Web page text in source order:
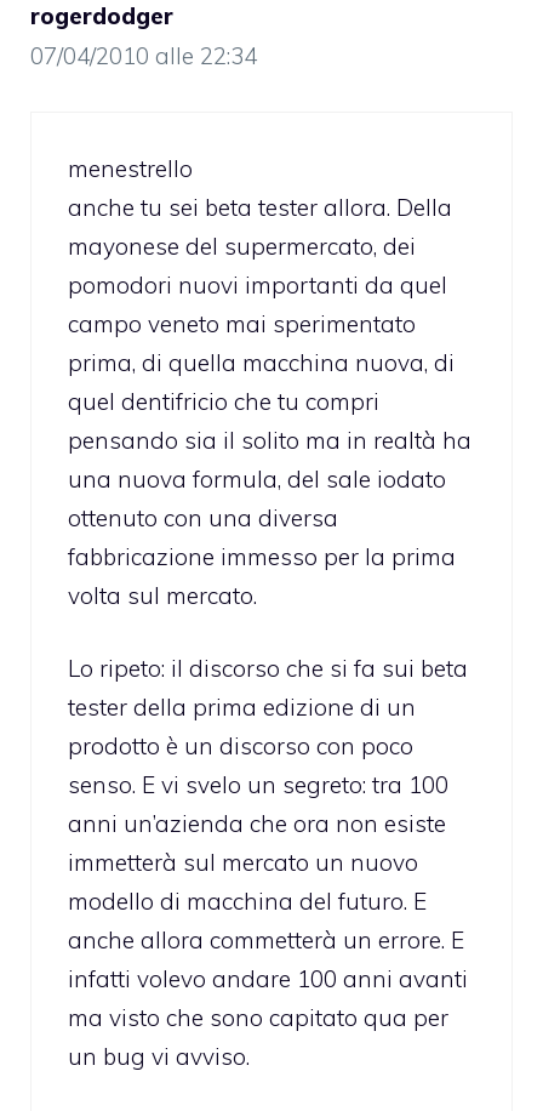
rogerdodger
07/04/2010 alle 22:34
menestrello
anche tu sei beta tester allora. Della
mayonese del supermercato, dei
pomodori nuovi importanti da quel
campo veneto mai sperimentato
prima, di quella macchina nuova, di
quel dentifricio che tu compri
pensando sia il solito ma in realtà ha
una nuova formula, del sale iodato
ottenuto con una diversa
fabbricazione immesso per la prima
volta sul mercato.
Lo ripeto: il discorso che si fa sui beta
tester della prima edizione di un
prodotto è un discorso con poco
senso. E vi svelo un segreto: tra 100
anni un’azienda che ora non esiste
immetterà sul mercato un nuovo
modello di macchina del futuro. E
anche allora commetterà un errore. E
infatti volevo andare 100 anni avanti
ma visto che sono capitato qua per
un bug vi avviso.